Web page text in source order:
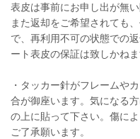
表皮は事前にお申し出が無
また返却をご希望されても
で、再利用不可の状態での
ート表皮の保証は致しかねま
・タッカー針がフレームや
合が御座います。気になる
の上に貼って下さい。傷に
ご了承願います。